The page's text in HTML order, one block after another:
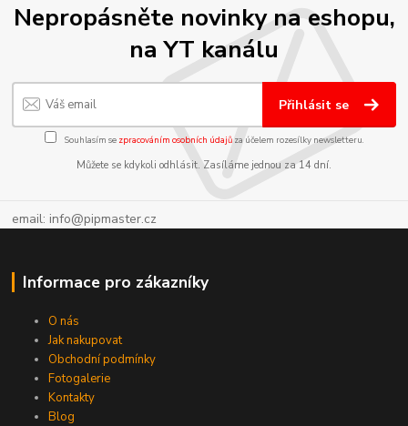
Nepropásněte novinky na eshopu,
na YT kanálu
Přihlásit se
Souhlasím se zpracováním osobních údajůza účelem rozesílky newsletteru.
Můžete se kdykoli odhlásit. Zasíláme jednou za 14 dní.
email: info@pipmaster.cz
Informace pro zákazníky
O nás
Jak nakupovat
Obchodní podmínky
Fotogalerie
Kontakty
Blog